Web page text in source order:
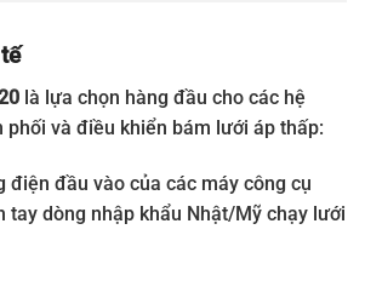
là lựa chọn hàng đầu cho các hệ
phối và điều khiển bám lưới áp thấp:
điện đầu vào của các máy công cụ
tay dòng nhập khẩu Nhật/Mỹ chạy lưới